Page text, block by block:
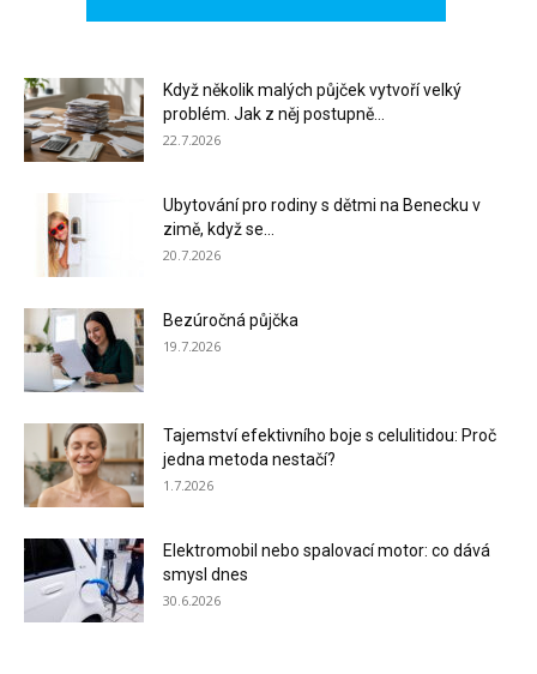
Když několik malých půjček vytvoří velký
problém. Jak z něj postupně...
22.7.2026
Ubytování pro rodiny s dětmi na Benecku v
zimě, když se...
20.7.2026
Bezúročná půjčka
19.7.2026
Tajemství efektivního boje s celulitidou: Proč
jedna metoda nestačí?
1.7.2026
Elektromobil nebo spalovací motor: co dává
smysl dnes
30.6.2026